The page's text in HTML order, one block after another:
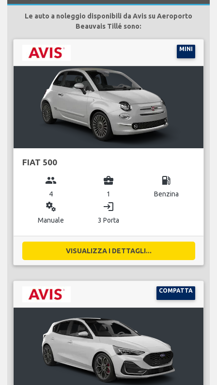
Le auto a noleggio disponibili da Avis su Aeroporto
Beauvais Tillé sono:
MINI
FIAT 500
group
4
business_center
1
local_gas_station
Benzina
miscellaneous_services
Manuale
login
3 Porta
VISUALIZZA I DETTAGLI...
COMPATTA